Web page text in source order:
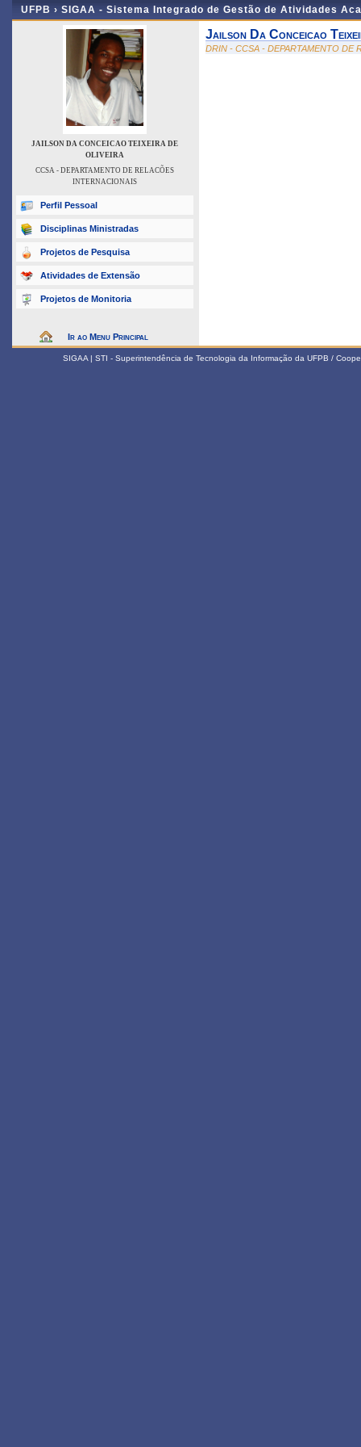
UFPB › SIGAA - Sistema Integrado de Gestão de Atividades
JAILSON DA CONCEICAO TEIXEIRA DE
OLIVEIRA
CCSA - DEPARTAMENTO DE RELACÕES
INTERNACIONAIS
Perfil Pessoal
Disciplinas Ministradas
Projetos de Pesquisa
Atividades de Extensão
Projetos de Monitoria
Ir ao Menu Principal
Jailson Da Conceicao
DRIN - CCSA - DEPARTAMENTO DE
SIGAA | STI - Superintendência de Tecnologia da Informação da UFPB /